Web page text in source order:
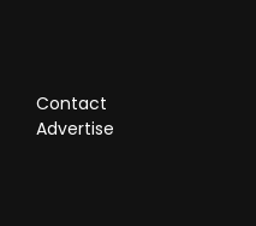
Contact
Advertise